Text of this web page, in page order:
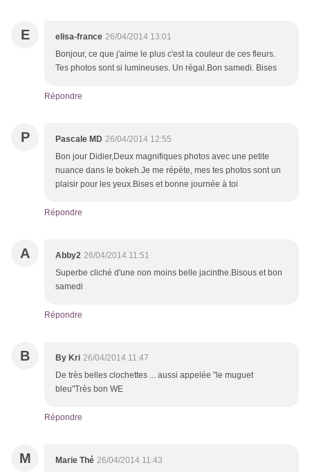
E elisa-france 26/04/2014 13:01
Bonjour, ce que j'aime le plus c'est la couleur de ces fleurs.
Tes photos sont si lumineuses. Un régal.Bon samedi. Bises
Répondre
P Pascale MD 26/04/2014 12:55
Bon jour Didier,Deux magnifiques photos avec une petite
nuance dans le bokeh.Je me répète, mes tes photos sont un
plaisir pour les yeux.Bises et bonne journée à toi
Répondre
A Abby2 26/04/2014 11:51
Superbe cliché d'une non moins belle jacinthe.Bisous et bon
samedi
Répondre
B By Kri 26/04/2014 11:47
De très belles clochettes ... aussi appelée "le muguet
bleu"Très bon WE
Répondre
M Marie Thé 26/04/2014 11:43